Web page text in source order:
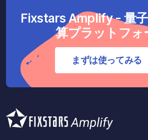
Fixstars Amplify - 量
算プラットフォ
まずは使ってみる